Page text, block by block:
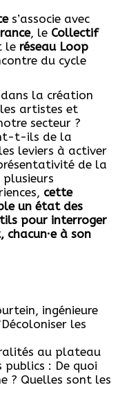
s’associe avec
, le Collectif
le réseau Loop
du cycle
dans la création
artistes et
secteur ?
t-ils de la
leviers à activer
de la
cette
un état des
pour interroger
à son
ingénieure
les
au plateau
: De quoi
? Quelles sont les